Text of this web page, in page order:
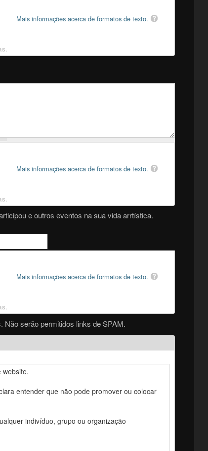
Mais informações acerca de formatos de texto.
Mais informações acerca de formatos de texto.
e outros eventos na sua vida arrtística.
Mais informações acerca de formatos de texto.
Não serão permitidos links de SPAM.